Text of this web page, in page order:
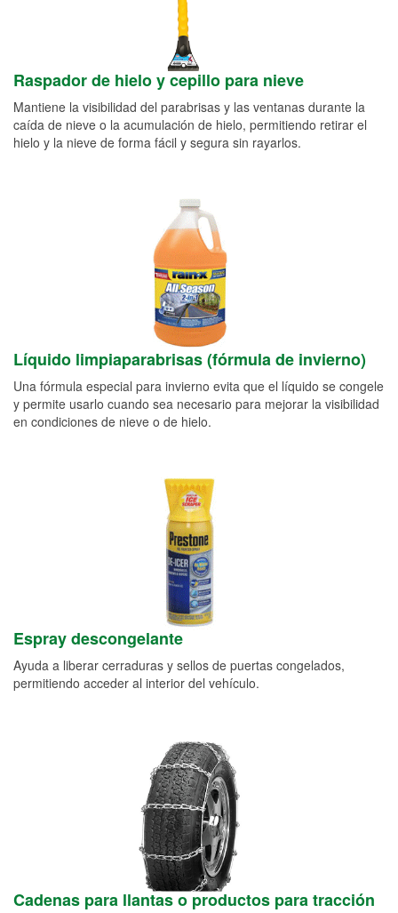
Raspador de hielo y cepillo para nieve
Mantiene la visibilidad del parabrisas y las ventanas durante la
caída de nieve o la acumulación de hielo, permitiendo retirar el
hielo y la nieve de forma fácil y segura sin rayarlos.
Líquido limpiaparabrisas (fórmula de invierno)
Una fórmula especial para invierno evita que el líquido se congele
y permite usarlo cuando sea necesario para mejorar la visibilidad
en condiciones de nieve o de hielo.
Espray descongelante
Ayuda a liberar cerraduras y sellos de puertas congelados,
permitiendo acceder al interior del vehículo.
Cadenas para llantas o productos para tracción